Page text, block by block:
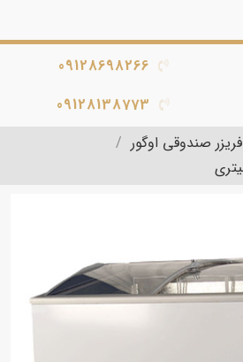
09128698266
09128138773
فریزر صندوقی اوگور